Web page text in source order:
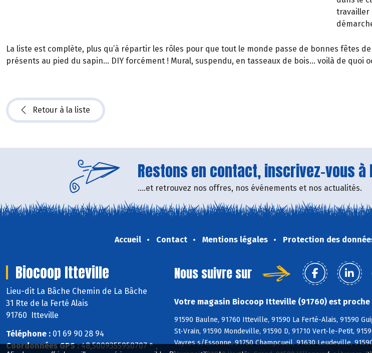
travailler
La liste est complète, plus qu’à répartir les rôles pour que tout le monde passe de bonnes fêtes
présents au pied du sapin… DIY forcément ! Mural, suspendu, en tasseaux de bois… voilà de quoi
Retour à la liste
Restons en contact, inscrivez-vous
....et retrouvez nos offres, nos événements et nos actualités.
Accueil Contact Mentions légales Protection des
Biocoop Itteville
Lieu-dit La Bâche Chemin de La Bâche
31 Rte de la Ferté Alais
91760 Itteville
Téléphone : 01 69 90 28 94
Coordonnées GPS :48,5009355950707 ° ,
Nous suivre sur
Votre magasin Biocoop Itteville (91760) est proche
91590 Baulne, 91760 Itteville, 91590 La Ferté-Alais, 91590
St-Vrain, 91590 Mondeville, 91590 D, 91710 Vert-le-Petit,
Vayres s/Essonne, 91750 Champcueil, 91630 Leudeville,